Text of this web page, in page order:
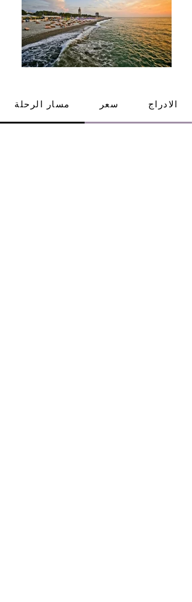
مسار الرحلة سعر الادراج